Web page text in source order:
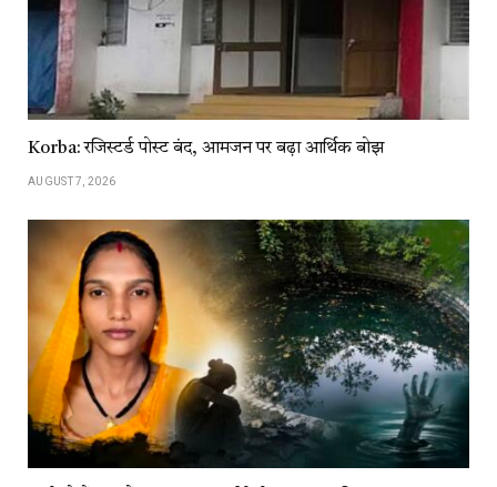
Korba: रजिस्टर्ड पोस्ट बंद, आमजन पर बढ़ा आर्थिक बोझ
AUGUST 7, 2026